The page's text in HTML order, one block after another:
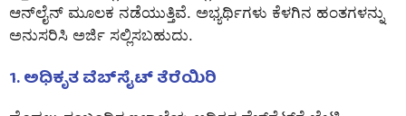
ಆನ್‌ಲೈನ್ ಮೂಲಕ ನಡೆಯುತ್ತಿವೆ. ಅಭ್ಯರ್ಥಿಗಳು ಕೆಳಗಿನ ಹಂತಗಳನ್ನು
ಅನುಸರಿಸಿ ಅರ್ಜಿ ಸಲ್ಲಿಸಬಹುದು.
1. ಅಧಿಕೃತ ವೆಬ್‌ಸೈಟ್ ತೆರೆಯಿರಿ